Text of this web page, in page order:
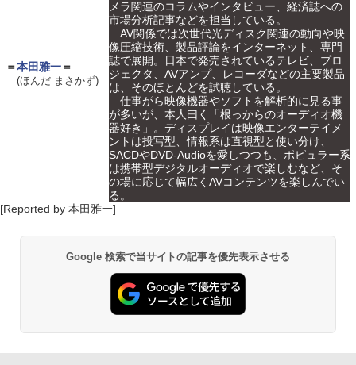
＝本田雅一＝
(ほんだ まさかず)
メラ関連のコラムやインタビュー、経済誌への
市場分析記事などを担当している。
AV関係では次世代光ディスク関連の動向や映
像圧縮技術、製品評論をインターネット、専門
誌で展開。日本で発売されているテレビ、プロ
ジェクタ、AVアンプ、レコーダなどの主要製品
は、そのほとんどを試聴している。
仕事がら映像機器やソフトを解析的に見る事
が多いが、本人曰く「根っからのオーディオ機
器好き」。ディスプレイは映像エンターテイメ
ントは投写型、情報系は直視型と使い分け、
SACDやDVD-Audioを愛しつつも、ポピュラー系
は携帯型デジタルオーディオで楽しむなど、そ
の場に応じて幅広くAVコンテンツを楽しんでい
る。
[Reported by 本田雅一]
Google 検索で当サイトの記事を優先表示させる